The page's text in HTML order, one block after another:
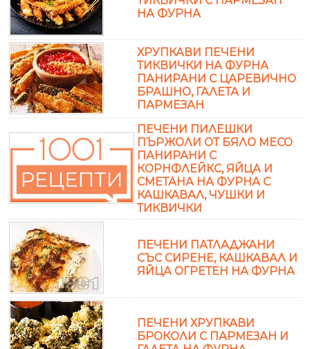
НА ФУРНА
ХРУПКАВИ ПЕЧЕНИ
ТИКВИЧКИ НА ФУРНА
ПАНИРАНИ С ЦАРЕВИЧНО
БРАШНО, ГАЛЕТА И
ПАРМЕЗАН
ПЕЧЕНИ ПИЛЕШКИ
ПЪРЖОЛИ ОТ БЯЛО МЕСО
ПАНИРАНИ С
КОРНФЛЕЙКС, ЯЙЦА И
СМЕТАНА НА ФУРНА С
КАШКАВАЛ, ЧУШКИ И
ТИКВИЧКИ
ПЕЧЕНИ ПАТЛАДЖАНИ
СЪС СИРЕНЕ, КАШКАВАЛ И
ЯЙЦА ОГРЕТЕН НА ФУРНА
ПЕЧЕНИ ХРУПКАВИ
БРОКОЛИ С ПАРМЕЗАН И